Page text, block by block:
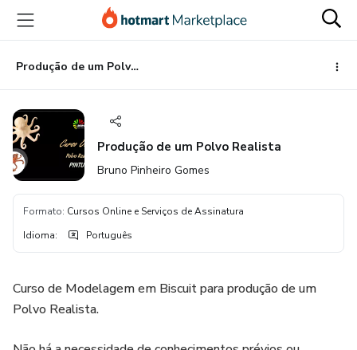
para
conteúdo
principal
para
pagamento
para
rodapé
Produção de um Polvo Realista
Produção de um Polvo Realista
Bruno Pinheiro Gomes
Formato: Cursos Online e Serviços de Assinatura
Idioma: Português
Curso de Modelagem em Biscuit para produção de um
Polvo Realista.